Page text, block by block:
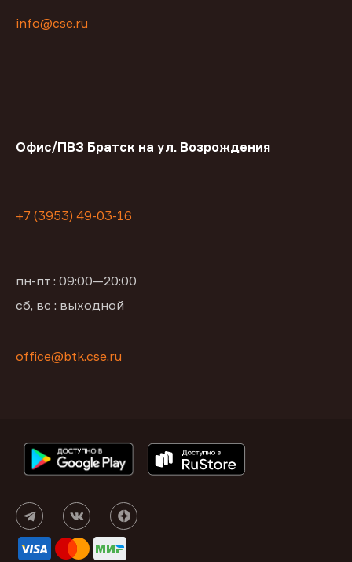
info@cse.ru
Офис/ПВЗ Братск на ул. Возрождения
+7 (3953) 49-03-16
пн-пт : 09:00—20:00
сб, вс : выходной
office@btk.cse.ru